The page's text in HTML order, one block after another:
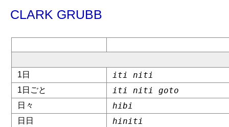
CLARK GRUBB
1日 iti niti
1日ごと iti niti goto
日々 hibi
日日 hiniti